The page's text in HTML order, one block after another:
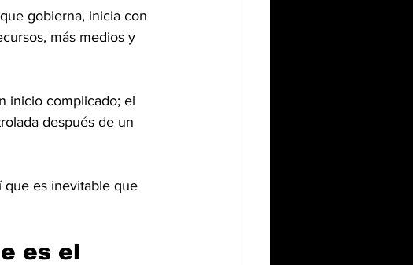
gobierna, inicia con
más medios y
inicio complicado; el
después de un
que es inevitable que
es el